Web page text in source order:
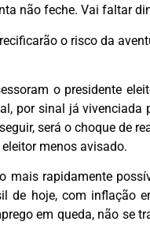
não feche. Vai faltar
o risco da
o presidente
por sinal já vivenciada
será o choque de
menos avisado.
mais rapidamente
de hoje, com inflação
em queda, não se